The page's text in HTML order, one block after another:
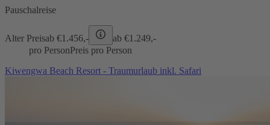
Pauschalreise
Alter Preisab €1.456,- ab €1.249,-
pro PersonPreis pro Person
Kiwengwa Beach Resort - Traumurlaub inkl. Safari